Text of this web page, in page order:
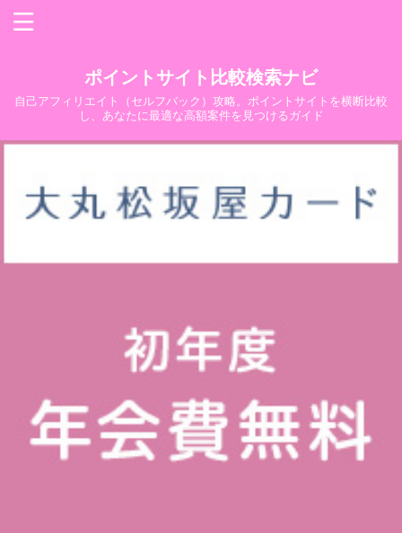
ポイントサイト比較検索ナビ
自己アフィリエイト（セルフバック）攻略。ポイントサイトを横断比較
し、あなたに最適な高額案件を見つけるガイド